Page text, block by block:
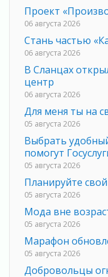
Проект
06 августа 2026
Стань частью
06 августа 2026
В Сланцах
центр
06 августа 2026
Для меня ты на
05 августа 2026
Выбрать
помогут
05 августа 2026
Планируйте
05 августа 2026
Мода вне
05 августа 2026
Марафон
05 августа 2026
Добровольцы